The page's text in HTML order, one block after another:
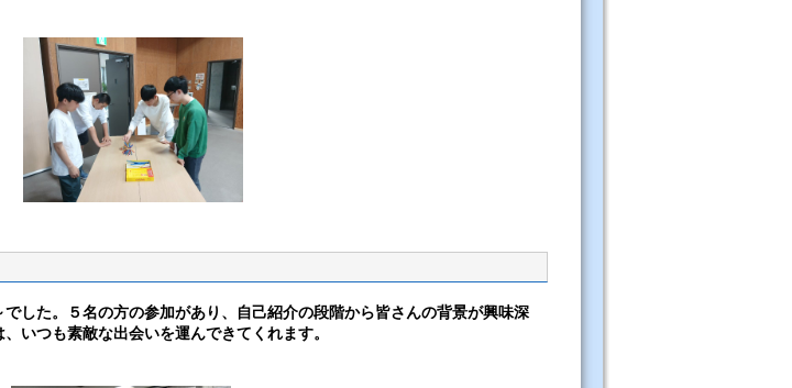
した。５名の方の参加があり、自己紹介の段階から皆さんの背景が興味深
いつも素敵な出会いを運んできてくれます。